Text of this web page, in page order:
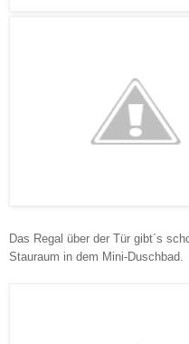
Das Regal über der Tür gibt´s
Stauraum in dem Mini-Duschbad.